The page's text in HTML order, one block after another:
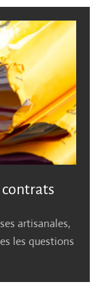
artisanales,
les questions